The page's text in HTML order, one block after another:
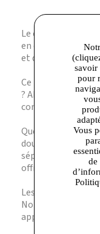
Le cuir est-il
en cuir foulonné
et durabilité.
Ce modèle
? Absolument, sa
compartiments
Quelle est la
douze fentes
séparateur pour
offrant une
Les accessoires
Non, ils
appliquée pour
savoir
pour
Vous
de